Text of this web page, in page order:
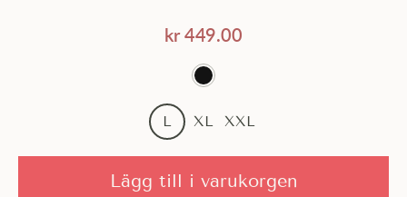
kr 449.00
L XL XXL
Lägg till i varukorgen